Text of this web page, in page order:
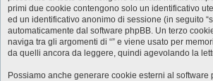
primi due cookie contengono solo un identificativo
ed un identificativo anonimo di sessione (in seguito
automaticamente dal software phpBB. Un terzo
naviga tra gli argomenti di “” e viene usato per
da quelli ancora da leggere, quindi agevolando la
Possiamo anche generare cookie esterni al software